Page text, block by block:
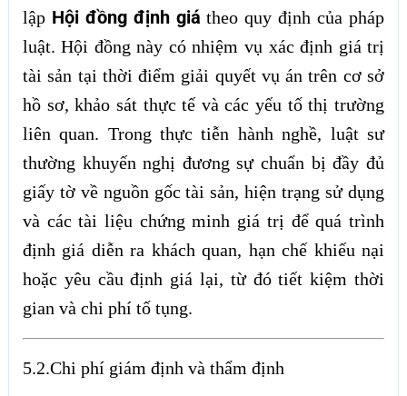
lập Hội đồng định giá theo quy định của pháp
luật. Hội đồng này có nhiệm vụ xác định giá trị
tài sản tại thời điểm giải quyết vụ án trên cơ sở
hồ sơ, khảo sát thực tế và các yếu tố thị trường
liên quan. Trong thực tiễn hành nghề, luật sư
thường khuyến nghị đương sự chuẩn bị đầy đủ
giấy tờ về nguồn gốc tài sản, hiện trạng sử dụng
và các tài liệu chứng minh giá trị để quá trình
định giá diễn ra khách quan, hạn chế khiếu nại
hoặc yêu cầu định giá lại, từ đó tiết kiệm thời
gian và chi phí tố tụng.
5.2.Chi phí giám định và thẩm định